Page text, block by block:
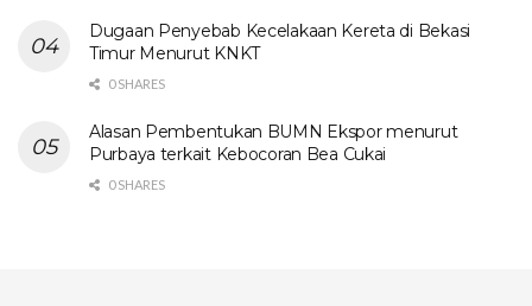
Dugaan Penyebab Kecelakaan Kereta di Bekasi
Timur Menurut KNKT
0 SHARES
Alasan Pembentukan BUMN Ekspor menurut
Purbaya terkait Kebocoran Bea Cukai
0 SHARES